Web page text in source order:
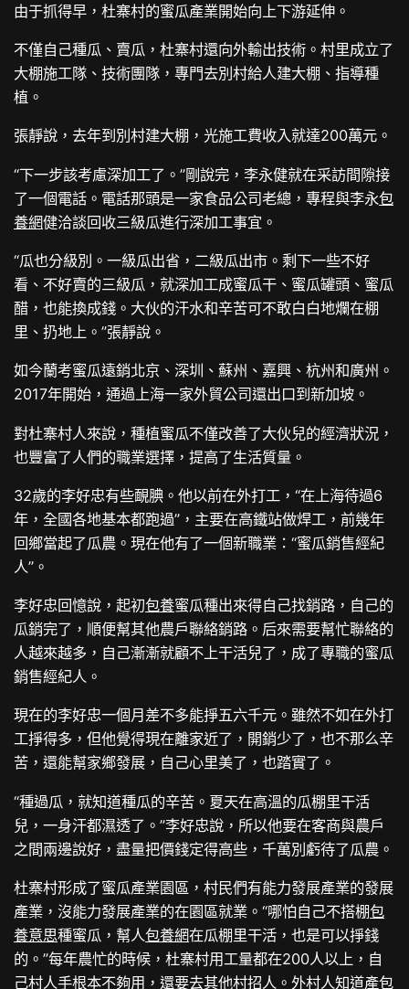
由于抓得早，杜寨村的蜜瓜產業開始向上下游延伸。
不僅自己種瓜、賣瓜，杜寨村還向外輸出技術。村里成立了
大棚施工隊、技術團隊，專門去別村給人建大棚、指導種
植。
張靜說，去年到別村建大棚，光施工費收入就達200萬元。
“下一步該考慮深加工了。”剛說完，李永健就在采訪間隙接
了一個電話。電話那頭是一家食品公司老總，專程與李永包
養網健洽談回收三級瓜進行深加工事宜。
“瓜也分級別。一級瓜出省，二級瓜出市。剩下一些不好
看、不好賣的三級瓜，就深加工成蜜瓜干、蜜瓜罐頭、蜜瓜
醋，也能換成錢。大伙的汗水和辛苦可不敢白白地爛在棚
里、扔地上。”張靜說。
如今蘭考蜜瓜遠銷北京、深圳、蘇州、嘉興、杭州和廣州。
2017年開始，通過上海一家外貿公司還出口到新加坡。
對杜寨村人來說，種植蜜瓜不僅改善了大伙兒的經濟狀況，
也豐富了人們的職業選擇，提高了生活質量。
32歲的李好忠有些靦腆。他以前在外打工，“在上海待過6
年，全國各地基本都跑過”，主要在高鐵站做焊工，前幾年
回鄉當起了瓜農。現在他有了一個新職業：“蜜瓜銷售經紀
人”。
李好忠回憶說，起初包養蜜瓜種出來得自己找銷路，自己的
瓜銷完了，順便幫其他農戶聯絡銷路。后來需要幫忙聯絡的
人越來越多，自己漸漸就顧不上干活兒了，成了專職的蜜瓜
銷售經紀人。
現在的李好忠一個月差不多能掙五六千元。雖然不如在外打
工掙得多，但他覺得現在離家近了，開銷少了，也不那么辛
苦，還能幫家鄉發展，自己心里美了，也踏實了。
“種過瓜，就知道種瓜的辛苦。夏天在高溫的瓜棚里干活
兒，一身汗都濕透了。”李好忠說，所以他要在客商與農戶
之間兩邊說好，盡量把價錢定得高些，千萬別虧待了瓜農。
杜寨村形成了蜜瓜產業園區，村民們有能力發展產業的發展
產業，沒能力發展產業的在園區就業。“哪怕自己不搭棚包
養意思種蜜瓜，幫人包養網在瓜棚里干活，也是可以掙錢
的。”每年農忙的時候，杜寨村用工量都在200人以上，自
己村人手根本不夠用，還要去其他村招人。外村人知道產包